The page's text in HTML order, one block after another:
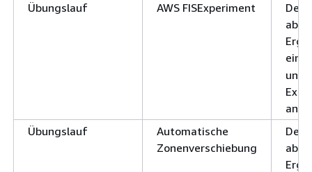
Übungslauf
AWS FISExperiment
Der
und
Übungslauf
Automatische
Zonenverschiebung
Der